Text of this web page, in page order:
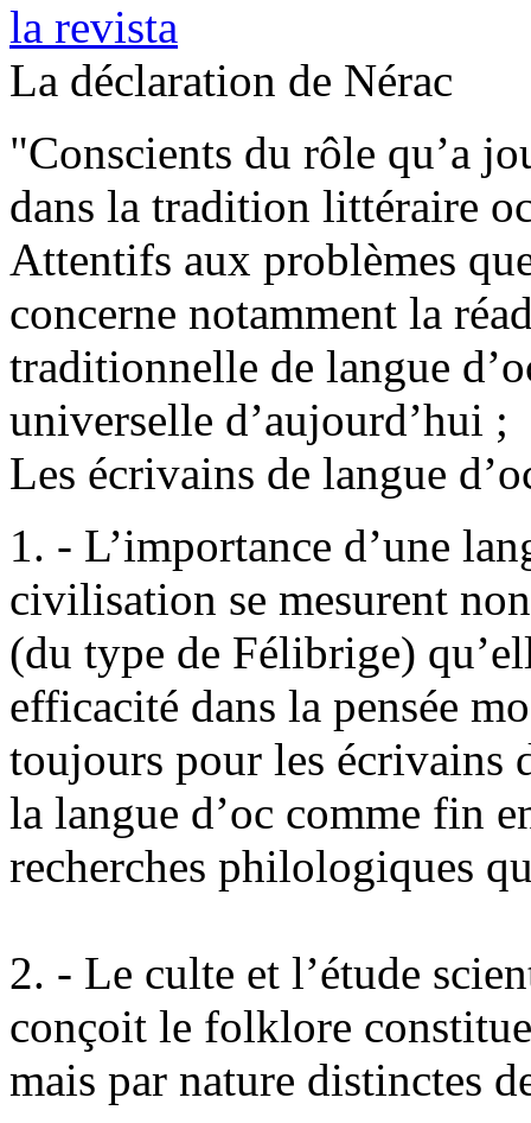
La déclaration de Nérac
"Conscients du rôle qu’a
dans la tradition littéraire
Attentifs aux problèmes
concerne notamment la
traditionnelle de langue
universelle d’aujourd’hui ;
Les écrivains de langue
1. - L’importance d’une
civilisation se mesurent
(du type de Félibrige)
efficacité dans la pensée
toujours pour les écrivains
la langue d’oc comme fin
recherches philologiques
2. - Le culte et l’étude
conçoit le folklore
mais par nature distinctes